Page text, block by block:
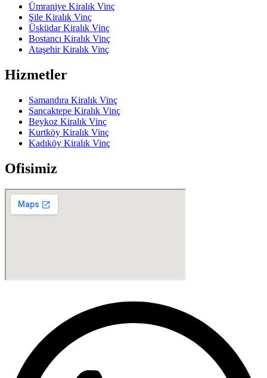
Ümraniye Kiralık Vinç
Şile Kiralık Vinç
Üsküdar Kiralık Vinç
Bostancı Kiralık Vinç
Ataşehir Kiralık Vinç
Hizmetler
Samandıra Kiralık Vinç
Sancaktepe Kiralık Vinç
Beykoz Kiralık Vinç
Kurtköy Kiralık Vinç
Kadıköy Kiralık Vinç
Ofisimiz